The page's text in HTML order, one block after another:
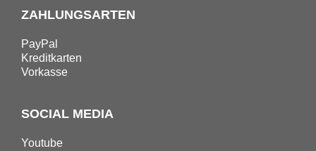
ZAHLUNGSARTEN
PayPal
Kreditkarten
Vorkasse
SOCIAL MEDIA
Youtube